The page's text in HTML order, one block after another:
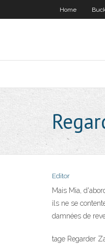
Home
Editor
Mais Mia,
ils ne se
damnées de
tage Regarder